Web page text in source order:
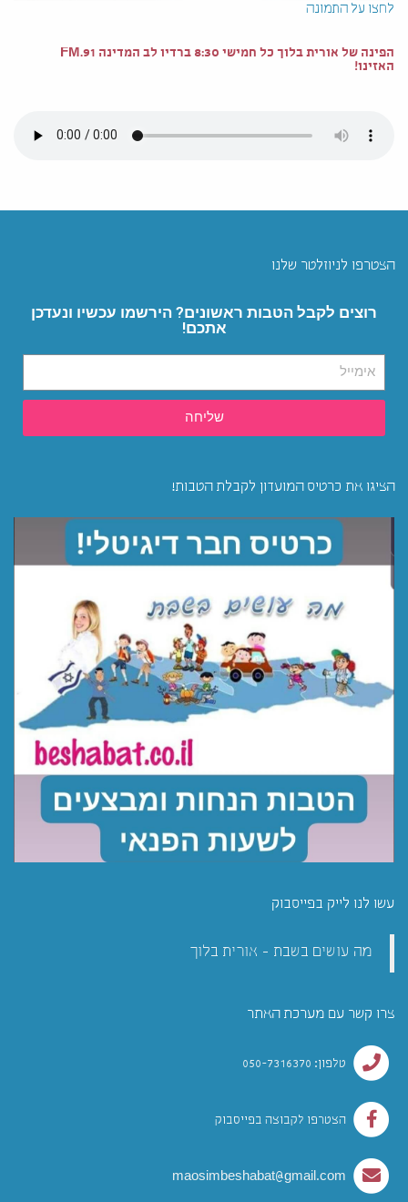
לחצו על התמונה
הפינה של אורית בלוך כל חמישי 8:30 ברדיו לב המדינה 91.FM
האזינו!
הצטרפו לניוזלטר שלנו
רוצים לקבל הטבות ראשונים? הירשמו עכשיו ונעדכן
אתכם!
שליחה
הציגו את כרטיס המועדון לקבלת הטבות!
עשו לנו לייק בפייסבוק
מה עושים בשבת - אורית בלוך
צרו קשר עם מערכת האתר
טלפון: 050-7316370
הצטרפו לקבוצה בפייסבוק
maosimbeshabat@gmail.com